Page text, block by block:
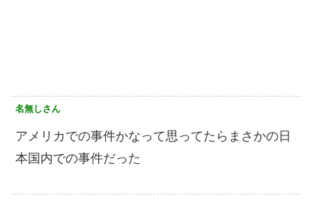
名無しさん
アメリカでの事件かなって思ってたらまさかの日
本国内での事件だった